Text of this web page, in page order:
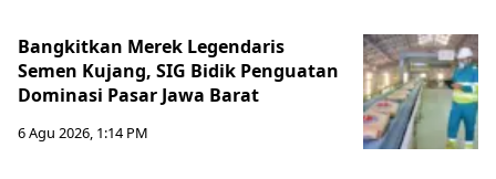
Bangkitkan Merek Legendaris
Semen Kujang, SIG Bidik Penguatan
Dominasi Pasar Jawa Barat
6 Agu 2026, 1:14 PM